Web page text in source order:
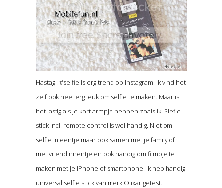
Hastag : #selfie is erg trend op Instagram. Ik vind het
zelf ook heel erg leuk om selfie te maken. Maar is
het lastig als je kort armpje hebben zoals ik. Slefie
stick incl. remote control is wel handig. Niet om
selfie in eentje maar ook samen met je family of
met vriendinnentje en ook handig om filmpje te
maken met je iPhone of smartphone. Ik heb handig
universal selfie stick van merk Olixar getest.